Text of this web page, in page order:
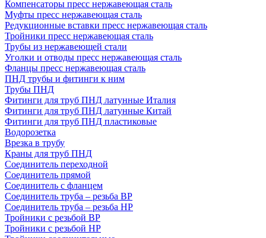
Компенсаторы пресс нержавеющая сталь
Муфты пресс нержавеющая сталь
Редукционные вставки пресс нержавеющая сталь
Тройники пресс нержавеющая сталь
Трубы из нержавеющей стали
Уголки и отводы пресс нержавеющая сталь
Фланцы пресс нержавеющая сталь
ПНД трубы и фитинги к ним
Трубы ПНД
Фитинги для труб ПНД латунные Италия
Фитинги для труб ПНД латунные Китай
Фитинги для труб ПНД пластиковые
Водорозетка
Врезка в трубу
Краны для труб ПНД
Соединитель переходной
Соединитель прямой
Соединитель с фланцем
Соединитель труба – резьба ВР
Соединитель труба – резьба НР
Тройники с резьбой ВР
Тройники с резьбой НР